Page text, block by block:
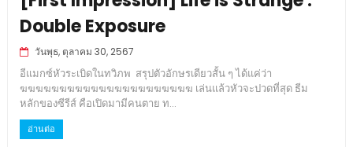
Double Exposure
วันพุธ, ตุลาคม 30, 2567
อีแมกซ์หัวระเบิดในทวิภพ สรุปตัวอักษรเดียวสั้น ๆ ได้แค่ว่า
ฆฆฆฆฆฆฆฆฆฆฆฆฆฆฆฆฆฆฆฆฆฆ เล่นแล้วหัวจะปวดที่สุด ธีม
หลักของซีรีส์ คือเปิดมามีคนตาย ท...
อ่านต่อ